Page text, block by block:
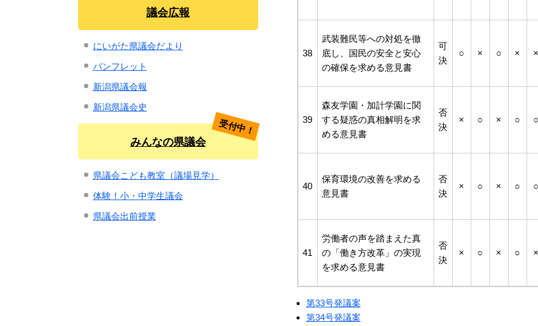
38
武装難民等への対処を徹
底し、国民の安全と安心
の確保を求める意見書
可
決
○ × ○ × ×
39
森友学園・加計学園に関
する疑惑の真相解明を求
める意見書
否
決
× ○ × ○ ○
40
保育環境の改善を求める
意見書
否
決
× ○ × ○ ○
41
労働者の声を踏まえた真
の「働き方改革」の実現
を求める意見書
否
決
× ○ × ○ ×
第33号発議案
第34号発議案
議会広報
にいがた県議会だより
パンフレット
新潟県議会報
新潟県議会史
みんなの県議会
受付中！
県議会こども教室（議場見学）
体験！小・中学生議会
県議会出前授業